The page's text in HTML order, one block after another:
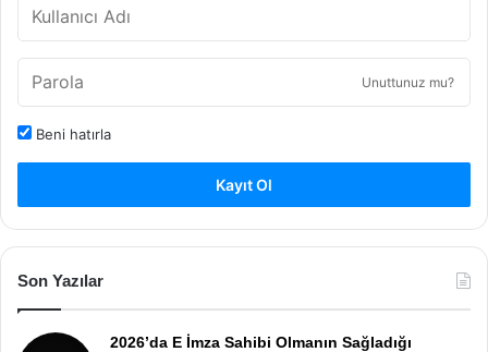
Unuttunuz mu?
Beni hatırla
Kayıt Ol
Son Yazılar
2026’da E İmza Sahibi Olmanın Sağladığı